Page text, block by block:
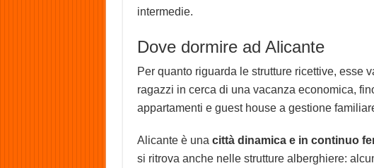
intermedie.
Dove dormire ad Alicante
Per quanto riguarda le strutture ricettive, esse
ragazzi in cerca di una vacanza economica,
appartamenti e guest house a gestione
Alicante è una città dinamica e in continuo
si ritrova anche nelle strutture alberghiere: